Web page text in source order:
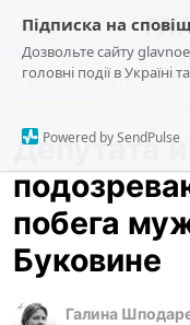
Підписка на
Дозвольте сайту
головні події в Україні
Powered by SendPulse
новости
о проекте
Криминал
Депутата
побега
Буковине
Галина